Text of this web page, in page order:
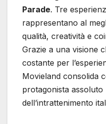
Parade. Tre
rappresentano al
qualità, creatività e
Grazie a una visione
costante per
Movieland consolida
protagonista
dell’intrattenimento